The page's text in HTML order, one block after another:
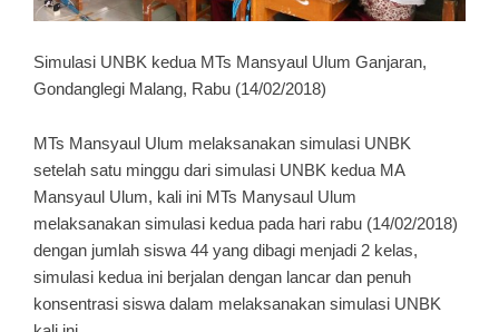
Simulasi UNBK kedua MTs Mansyaul Ulum Ganjaran,
Gondanglegi Malang, Rabu (14/02/2018)
MTs Mansyaul Ulum melaksanakan simulasi UNBK
setelah satu minggu dari simulasi UNBK kedua MA
Mansyaul Ulum, kali ini MTs Manysaul Ulum
melaksanakan simulasi kedua pada hari rabu (14/02/2018)
dengan jumlah siswa 44 yang dibagi menjadi 2 kelas,
simulasi kedua ini berjalan dengan lancar dan penuh
konsentrasi siswa dalam melaksanakan simulasi UNBK